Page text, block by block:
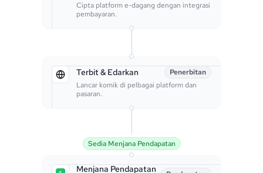
Cipta platform e-dagang dengan integrasi
pembayaran.
Terbit & Edarkan
Penerbitan
Lancar komik di pelbagai platform dan
pasaran.
Sedia Menjana Pendapatan
Menjana Pendapatan